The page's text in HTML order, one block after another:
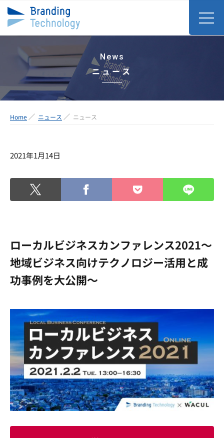
News
ニュース
Home ニュース ニュース
2021年1月14日
ローカルビジネスカンファレンス2021～
地域ビジネス向けテクノロジー活用と成
功事例を大公開～